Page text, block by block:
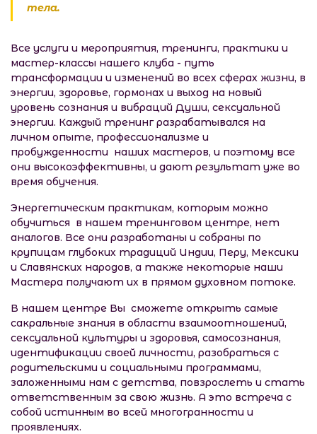
тела.
​Все услуги и мероприятия, тренинги, практики и
мастер-классы нашего клуба - путь
трансформации и изменений во всех сферах жизни, в
энергии, здоровье, гормонах и выход на новый
уровень сознания и вибраций Души, сексуальной
энергии. Каждый тренинг разрабатывался на
личном опыте, профессионализме и
пробужденности наших мастеров, и поэтому все
они высокоэффективны, и дают результат уже во
время обучения.
Энергетическим практикам, которым можно
обучиться в нашем тренинговом центре, нет
аналогов. Все они разработаны и собраны по
крупицам глубоких традиций Индии, Перу, Мексики
и Славянских народов, а также некоторые наши
Мастера получают их в прямом духовном потоке.
В нашем центре Вы сможете открыть самые
сакральные знания в области взаимоотношений,
сексуальной культуры и здоровья, самосознания,
идентификации своей личности, разобраться с
родительскими и социальными программами,
заложенными нам с детства, повзрослеть и стать
ответственным за свою жизнь. А это встреча с
собой истинным во всей многогранности и
проявлениях.